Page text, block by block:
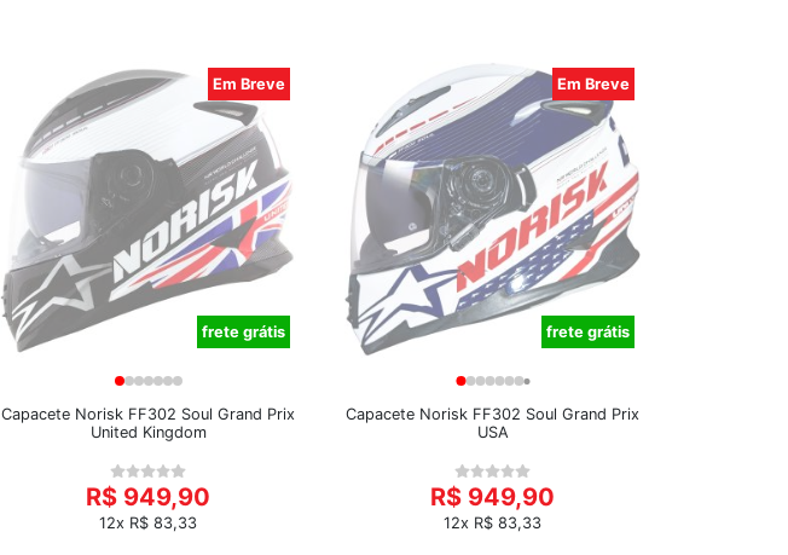
Em Breve
frete grátis
Capacete Norisk FF302 Soul Grand Prix
United Kingdom
R$ 949,90
12x R$ 83,33
Em Breve
frete grátis
Capacete Norisk FF302 Soul Grand Prix
USA
R$ 949,90
12x R$ 83,33